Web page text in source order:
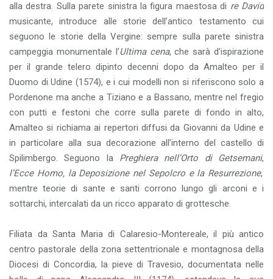
alla destra. Sulla parete sinistra la figura maestosa di re David
musicante, introduce alle storie dell’antico testamento cui
seguono le storie della Vergine: sempre sulla parete sinistra
campeggia monumentale l’Ultima cena, che sarà d’ispirazione
per il grande telero dipinto decenni dopo da Amalteo per il
Duomo di Udine (1574), e i cui modelli non si riferiscono solo a
Pordenone ma anche a Tiziano e a Bassano, mentre nel fregio
con putti e festoni che corre sulla parete di fondo in alto,
Amalteo si richiama ai repertori diffusi da Giovanni da Udine e
in particolare alla sua decorazione all’interno del castello di
Spilimbergo. Seguono la Preghiera nell’Orto di Getsemani,
l’Ecce Homo, la Deposizione nel Sepolcro e la Resurrezione,
mentre teorie di sante e santi corrono lungo gli arconi e i
sottarchi, intercalati da un ricco apparato di grottesche.
Filiata da Santa Maria di Calaresio-Montereale, il più antico
centro pastorale della zona settentrionale e montagnosa della
Diocesi di Concordia, la pieve di Travesio, documentata nelle